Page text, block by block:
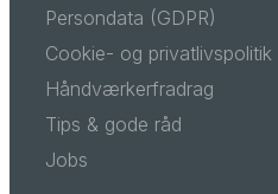
Persondata (GDPR)
Cookie- og privatlivspolitik
Håndværkerfradrag
Tips & gode råd
Jobs